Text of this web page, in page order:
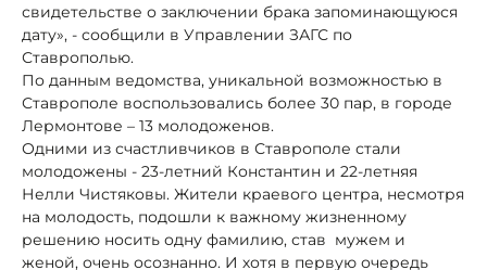
свидетельстве о заключении брака запоминающуюся
дату», - сообщили в Управлении ЗАГС по
Ставрополью.
По данным ведомства, уникальной возможностью в
Ставрополе воспользовались более 30 пар, в городе
Лермонтове – 13 молодоженов.
Одними из счастливчиков в Ставрополе стали
молодожены - 23-летний Константин и 22-летняя
Нелли Чистяковы. Жители краевого центра, несмотря
на молодость, подошли к важному жизненному
решению носить одну фамилию, став мужем и
женой, очень осознанно. И хотя в первую очередь